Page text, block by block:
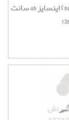
کولیس پایه دار ساعتی (INSIZE) اینسایز 45 سانت